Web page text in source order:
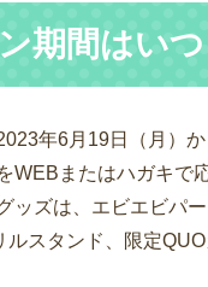
期間はい
年6月19日（月）
WEBまたはハガキで
ッズは、エビエビパ
スタンド、限定QUO